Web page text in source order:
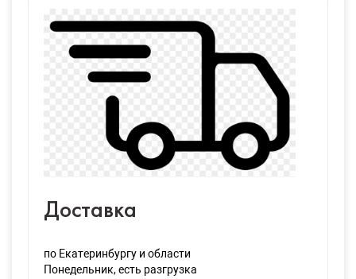
Доставка
по Екатеринбургу и области
Понедельник, есть разгрузка